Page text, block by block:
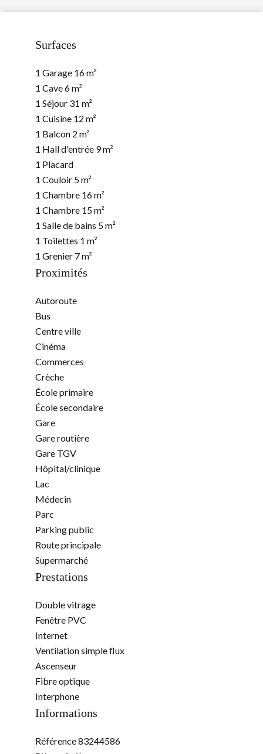
Surfaces
1 Garage 16 m²
1 Cave6 m²
1 Séjour 31 m²
1 Cuisine 12 m²
1 Balcon 2 m²
1 Hall d'entrée 9 m²
1 Placard
1 Couloir 5 m²
1 Chambre 16 m²
1 Chambre 15 m²
1 Salle de bains 5 m²
1 Toilettes 1 m²
1 Grenier 7 m²
Proximités
Autoroute
Bus
Centre ville
Cinéma
Commerces
Crèche
École primaire
École secondaire
Gare
Gare routière
Gare TGV
Hôpital/clinique
Lac
Médecin
Parc
Parking public
Route principale
Supermarché
Prestations
Double vitrage
Fenêtre PVC
Internet
Ventilation simple flux
Ascenseur
Fibre optique
Interphone
Informations
Référence83244586